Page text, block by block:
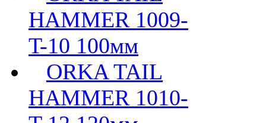
HAMMER 1009-
T-10 100мм
ORKA TAIL
HAMMER 1010-